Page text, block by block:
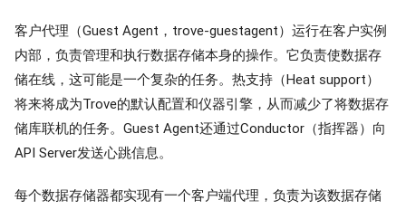
客户代理（Guest Agent，trove-guestagent）运行在客户实例
内部，负责管理和执行数据存储本身的操作。它负责使数据存
储在线，这可能是一个复杂的任务。热支持（Heat support）
将来将成为Trove的默认配置和仪器引擎，从而减少了将数据存
储库联机的任务。Guest Agent还通过Conductor（指挥器）向
API Server发送心跳信息。
每个数据存储器都实现有一个客户端代理，负责为该数据存储